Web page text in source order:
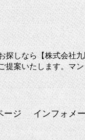
探しなら【株式会社
提案いたします。マ
ージ インフォメ